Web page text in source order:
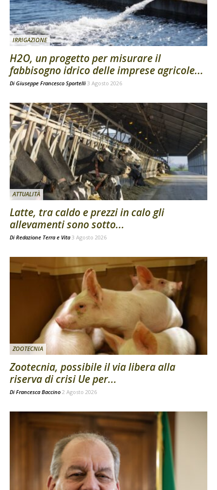
IRRIGAZIONE
H2O, un progetto per misurare il
fabbisogno idrico delle imprese agricole...
Di Giuseppe Francesco Sportelli 3 Agosto 2026
ATTUALITÀ
Latte, tra caldo e prezzi in calo gli
allevamenti sono sotto...
Di Redazione Terra e Vita 3 Agosto 2026
ZOOTECNIA
Zootecnia, possibile il via libera alla
riserva di crisi Ue per...
Di Francesca Baccino 2 Agosto 2026